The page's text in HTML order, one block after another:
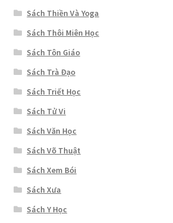
Sách Thiền Và Yoga
Sách Thôi Miên Học
Sách Tôn Giáo
Sách Trà Đạo
Sách Triết Học
Sách Tử Vi
Sách Văn Học
Sách Võ Thuật
Sách Xem Bói
Sách Xưa
Sách Y Học